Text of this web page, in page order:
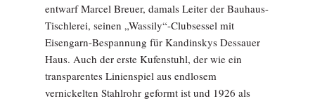
entwarf Marcel Breuer, damals Leiter der Bauhaus-
Tischlerei, seinen „Wassily“-Clubsessel mit
Eisengarn-Bespannung für Kandinskys Dessauer
Haus. Auch der erste Kufenstuhl, der wie ein
transparentes Linienspiel aus endlosem
vernickelten Stahlrohr geformt ist und 1926 als